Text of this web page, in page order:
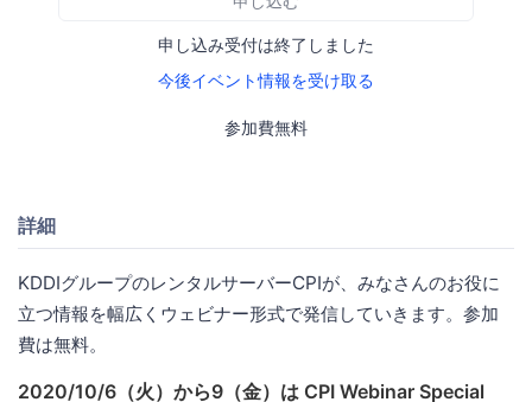
申し込み受付は終了しました
今後イベント情報を受け取る
参加費無料
詳細
KDDIグループのレンタルサーバーCPIが、みなさんのお役に
立つ情報を幅広くウェビナー形式で発信していきます。参加
費は無料。
2020/10/6（火）から9（金）は CPI Webinar Special